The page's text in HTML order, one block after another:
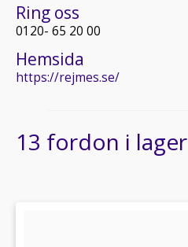
Ring oss
0120- 65 20 00
Hemsida
https://rejmes.se/
13 fordon i lager